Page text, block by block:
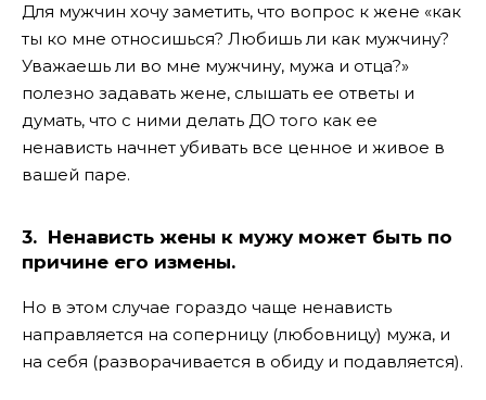
Для мужчин хочу заметить, что вопрос к жене «как
ты ко мне относишься? Любишь ли как мужчину?
Уважаешь ли во мне мужчину, мужа и отца?»
полезно задавать жене, слышать ее ответы и
думать, что с ними делать ДО того как ее
ненависть начнет убивать все ценное и живое в
вашей паре.
3. Ненависть жены к мужу может быть по
причине его измены.
Но в этом случае гораздо чаще ненависть
направляется на соперницу (любовницу) мужа, и
на себя (разворачивается в обиду и подавляется).